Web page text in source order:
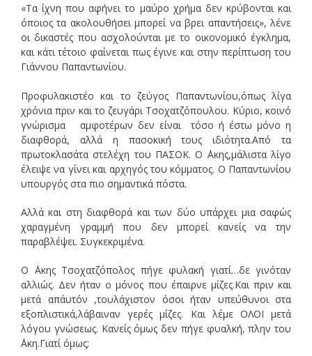
«Τα ίχνη που αφήνει το μαύρο χρήμα δεν κρύβονται και
όποιος τα ακολουθήσει μπορεί να βρει απαντήσεις», λένε
οι δικαστές που ασχολούνται με το οικονομικό έγκλημα,
και κάτι τέτοιο φαίνεται πως έγινε και στην περίπτωση του
Γιάννου Παπαντωνίου.
Προφυλακιστέο και το ζεύγος Παπαντωνίου,όπως λίγα
χρόνια πριν και το ζευγάρι Τσοχατζόπουλου. Κύριο, κοινό
γνώρισμα αμφοτέρων δεν είναι τόσο ή έστω μόνο η
διαφθορά, αλλά η πασοκική τους ιδιότητα.Από τα
πρωτοκλασάτα στελέχη του ΠΑΣΟΚ. Ο ΄Ακης,μάλιστα λίγο
έλειψε να γίνει και αρχηγός του κόμματος. Ο Παπαντωνίου
υπουργός στα πιο σημαντικά πόστα.
Αλλά και στη διαφθορά και των δύο υπάρχει μια σαφώς
χαραγμένη γραμμή που δεν μπορεί κανείς να την
παραβλέψει. Συγκεκριμένα.
Ο ΄Ακης Τσοχατζόπολος πήγε φυλακή γιατί…δε γινόταν
αλλιώς. Δεν ήταν ο μόνος που έπαιρνε μίζες.Και πριν και
μετά απ΄αυτόν ,τουλάχιστον όσοι ήταν υπεύθυνοι στα
εξοπλιστικά,λάβαιναν γερές μίζες. Και λέμε ΟΛΟΙ μετά
λόγου γνώσεως. Κανείς όμως δεν πήγε φυαλκή, πλην του
΄Ακη.Γιατί όμως;